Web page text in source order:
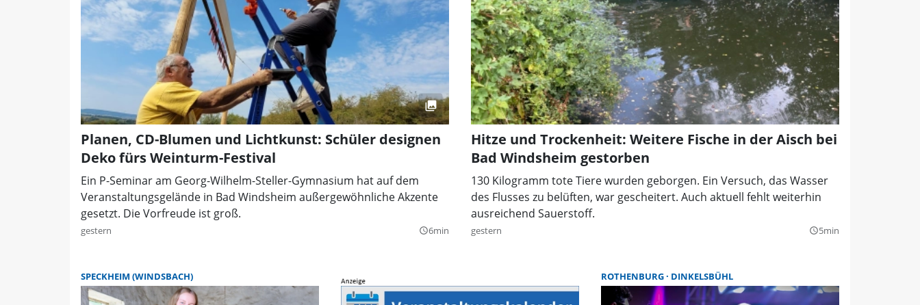
Planen, CD-Blumen und Lichtkunst: Schüler designen
Deko fürs Weinturm-Festival
Ein P-Seminar am Georg-Wilhelm-Steller-Gymnasium hat auf dem
Veranstaltungsgelände in Bad Windsheim außergewöhnliche Akzente
gesetzt. Die Vorfreude ist groß.
gestern query_builder6min
Hitze und Trockenheit: Weitere Fische in der Aisch bei
Bad Windsheim gestorben
130 Kilogramm tote Tiere wurden geborgen. Ein Versuch, das Wasser
des Flusses zu belüften, war gescheitert. Auch aktuell fehlt weiterhin
ausreichend Sauerstoff.
gestern query_builder5min
SPECKHEIM (WINDSBACH) ROTHENBURG DINKELSBÜHL